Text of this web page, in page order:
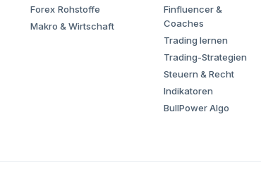
Forex Rohstoffe
Makro & Wirtschaft
Finfluencer &
Coaches
Trading lernen
Trading-Strategien
Steuern & Recht
Indikatoren
BullPower Algo